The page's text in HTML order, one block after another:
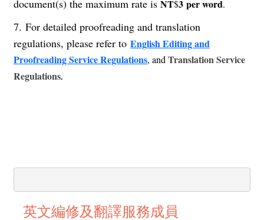
document(s) the maximum rate is NT$3 per word.
7. For detailed proofreading and translation
regulations, please refer to English Editing and
Proofreading Service Regulations, and Translation Service
Regulations.
英文編修及翻譯服務成員